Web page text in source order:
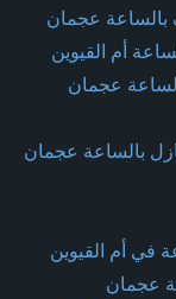
عجمان
أم القيوين
عجمان
بالساعة عجمان
في أم القيوين
عجمان